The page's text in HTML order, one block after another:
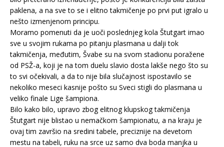
paklena, a na sve to se i elitno takmičenje po prvi put igralo u
nešto izmenjenom principu.
Moramo pomenuti da je uoči poslednjeg kola Štutgart imao
sve u svojim rukama po pitanju plasmana u dalji tok
takmičenja, međutim, Švabe su na svom stadionu poražene
od PSŽ-a, koji je na tom duelu slavio dosta lakše nego što su
to svi očekivali, a da to nije bila slučajnost ispostavilo se
nekoliko meseci kasnije pošto su Sveci stigli do plasmana u
veliko finale Lige šampiona.
Bilo kako bilo, upravo zbog elitnog klupskog takmičenja
Štutgart nije blistao u nemačkom šampionatu, a na kraju je
ovaj tim završio na sredini tabele, preciznije na devetom
mestu na tabeli, ruku na srce uz samo dva boda manjka u